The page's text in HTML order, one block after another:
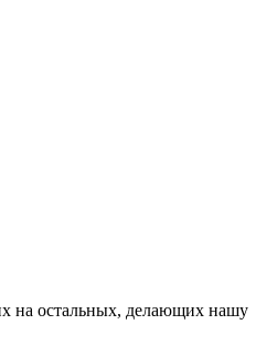
на остальных, делающих нашу